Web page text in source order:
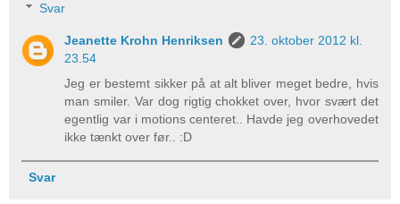
Svar
Jeanette Krohn Henriksen
23. oktober 2012 kl.
23.54
Jeg er bestemt sikker på at alt bliver meget bedre, hvis
man smiler. Var dog rigtig chokket over, hvor svært det
egentlig var i motions centeret.. Havde jeg overhovedet
ikke tænkt over før.. :D
Svar